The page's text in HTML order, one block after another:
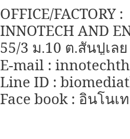
OFFICE/FACTORY :
INNOTECH AND
55/3 ม.10 ต.สันปูเล
E-mail :
Line ID :
Face book : อินโนเ